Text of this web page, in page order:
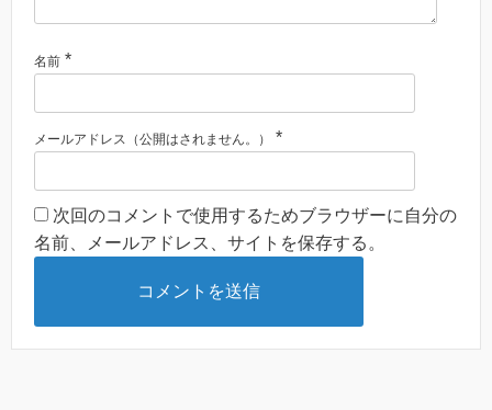
名前 *
メールアドレス（公開はされません。） *
次回のコメントで使用するためブラウザーに自分の
名前、メールアドレス、サイトを保存する。